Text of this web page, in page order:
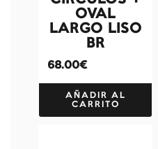
OVAL
LARGO LISO
BR
68.00€
AÑADIR AL
CARRITO